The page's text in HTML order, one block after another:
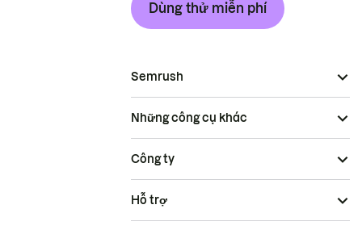
Dùng thử miễn phí
Semrush
Những công cụ khác
Công ty
Hỗ trợ